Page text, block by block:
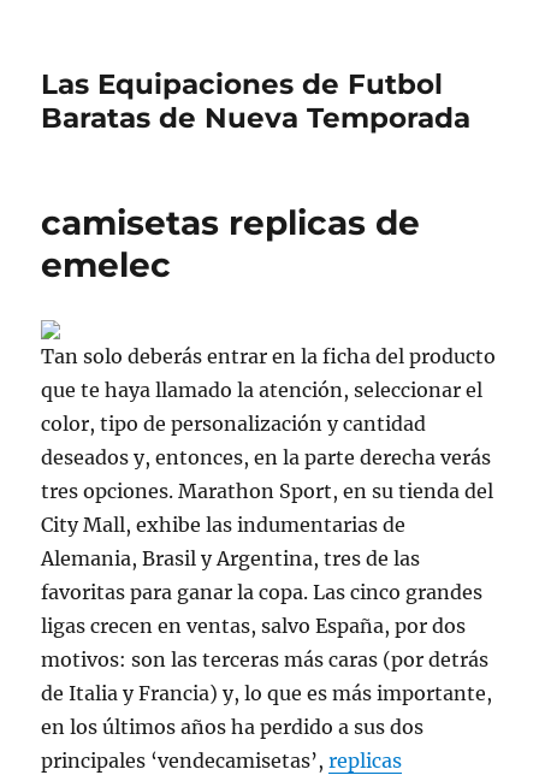
Las Equipaciones de Futbol
Baratas de Nueva Temporada
camisetas replicas de
emelec
Tan solo deberás entrar en la ficha del producto
que te haya llamado la atención, seleccionar el
color, tipo de personalización y cantidad
deseados y, entonces, en la parte derecha verás
tres opciones. Marathon Sport, en su tienda del
City Mall, exhibe las indumentarias de
Alemania, Brasil y Argentina, tres de las
favoritas para ganar la copa. Las cinco grandes
ligas crecen en ventas, salvo España, por dos
motivos: son las terceras más caras (por detrás
de Italia y Francia) y, lo que es más importante,
en los últimos años ha perdido a sus dos
principales ‘vendecamisetas’,replicas